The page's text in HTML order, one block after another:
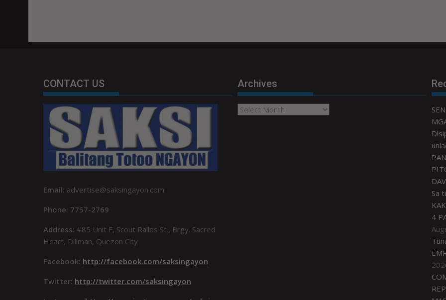
CONTACT US
Email: advertise@saksingayon.com
Phone: 7757-2769
Address: #85 Unit F, Scout Rallos St., Brgy. Sacred
Heart, Diliman, Quezon City
Facebook: http://facebook.com/saksingayon
Twitter: http://twitter.com/saksingayon
Archives
Archives
Sa
4